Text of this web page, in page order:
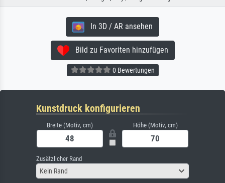
In 3D / AR ansehen
Bild zu Favoriten hinzufügen
0 Bewertungen
Kunstdruck konfigurieren
Breite (Motiv, cm) Höhe (Motiv, cm)
Zusätzlicher Rand
Kein Rand